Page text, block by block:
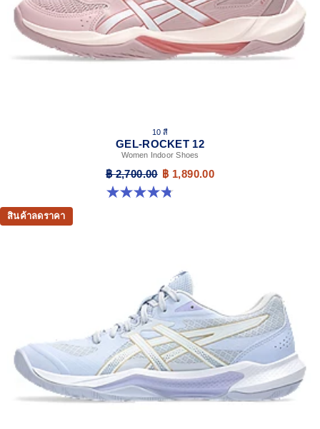
10 สี
GEL-ROCKET 12
Women Indoor Shoes
฿ 2,700.00 ฿ 1,890.00
4.8 จาก 5 ดาว 151 รีวิว
สินค้าลดราคา